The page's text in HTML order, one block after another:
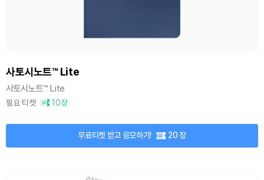
사토시노트™ Lite
사토시노트™ Lite
필요 티켓 10장
무료티켓 받고 응모하기! 20 장